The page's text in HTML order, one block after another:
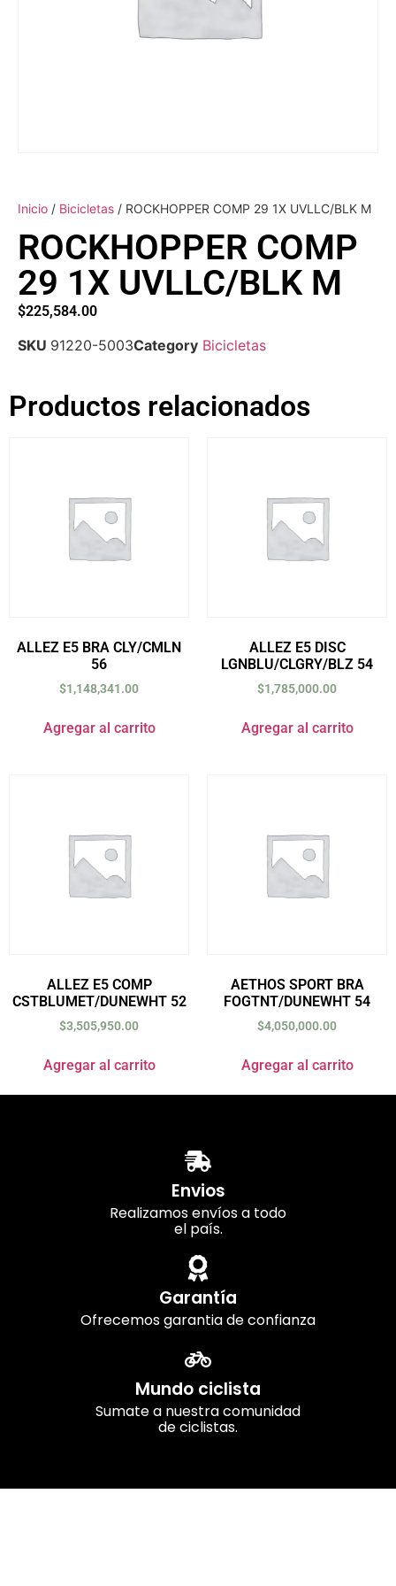
Inicio / Bicicletas / ROCKHOPPER COMP 29 1X UVLLC/BLK M
ROCKHOPPER COMP
29 1X UVLLC/BLK M
$225,584.00
SKU 91220-5003Category Bicicletas
Productos relacionados
ALLEZ E5 BRA CLY/CMLN
56
$1,148,341.00
Agregar al carrito
ALLEZ E5 DISC
LGNBLU/CLGRY/BLZ 54
$1,785,000.00
Agregar al carrito
ALLEZ E5 COMP
CSTBLUMET/DUNEWHT 52
$3,505,950.00
Agregar al carrito
AETHOS SPORT BRA
FOGTNT/DUNEWHT 54
$4,050,000.00
Agregar al carrito
Envios
Realizamos envíos a todo
el país.
Garantía
Ofrecemos garantia de confianza
Mundo ciclista
Sumate a nuestra comunidad
de ciclistas.